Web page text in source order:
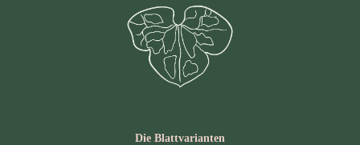
Die Blattvarianten